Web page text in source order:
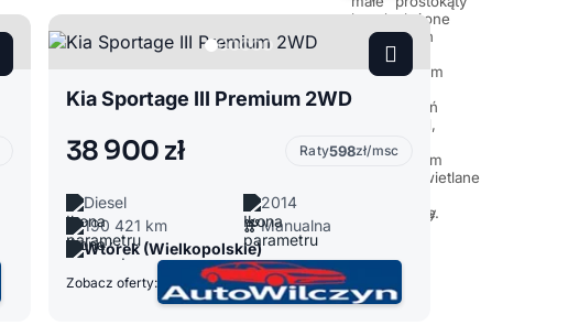
Kia Sportage III Premium 2WD
38 900 zł Raty598zł/msc
Diesel
2014
190 421 km
Manualna
Wtórek (Wielkopolskie)
Zobacz oferty: